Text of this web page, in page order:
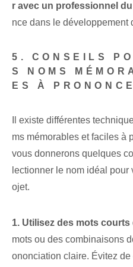
r avec un professionnel
nce dans le développement
5. CONSEILS
S NOMS
ES À
Il existe différentes
ms⁢ mémorables et faciles à
vous donnerons quelques
lectionner le nom idéal
ojet.
1. Utilisez des mots courts
mots ou des combinaisons
ononciation claire. Évitez